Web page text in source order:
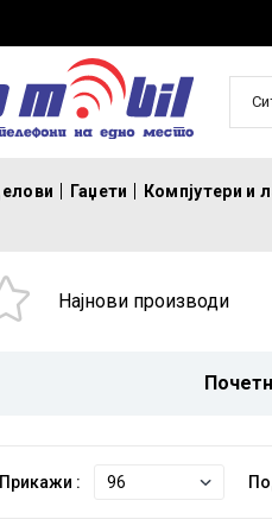
Гаџети Компјутери и
Најнови производи
Прикажи :